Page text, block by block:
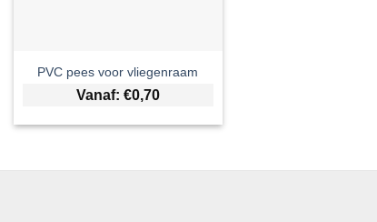
PVC pees voor vliegenraam
Vanaf: €0,70